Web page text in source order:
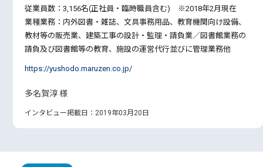
従業員数：3,156名(正社員・臨時職員含む) ※2018年2月現在
業種業務：内外図書・雑誌、文具事務用品、教育機関向け設備、
教材等の販売業、建築工事の設計・監理・請負業／図書館業務の
請負及び図書館等の教育、施設の運営代行並びに管理業務他
https://yushodo.maruzen.co.jp/
多名賀淳 様
インタビュー掲載日：2019年03月20日